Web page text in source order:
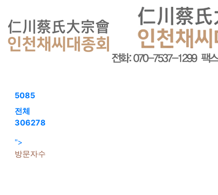
로그인
오늘
279
5085
전체
306278
">
방문자수